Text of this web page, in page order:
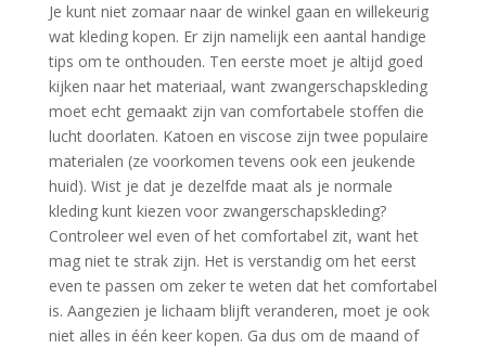
Je kunt niet zomaar naar de winkel gaan en willekeurig
wat kleding kopen. Er zijn namelijk een aantal handige
tips om te onthouden. Ten eerste moet je altijd goed
kijken naar het materiaal, want zwangerschapskleding
moet echt gemaakt zijn van comfortabele stoffen die
lucht doorlaten. Katoen en viscose zijn twee populaire
materialen (ze voorkomen tevens ook een jeukende
huid). Wist je dat je dezelfde maat als je normale
kleding kunt kiezen voor zwangerschapskleding?
Controleer wel even of het comfortabel zit, want het
mag niet te strak zijn. Het is verstandig om het eerst
even te passen om zeker te weten dat het comfortabel
is. Aangezien je lichaam blijft veranderen, moet je ook
niet alles in één keer kopen. Ga dus om de maand of